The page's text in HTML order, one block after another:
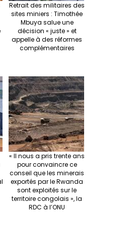
Retrait des militaires des
sites miniers : Timothée
Mbuya salue une
décision « juste » et
appelle à des réformes
complémentaires
« Il nous a pris trente ans
pour convaincre ce
conseil que les minerais
exportés par le Rwanda
sont exploités sur le
territoire congolais », la
RDC à l’ONU